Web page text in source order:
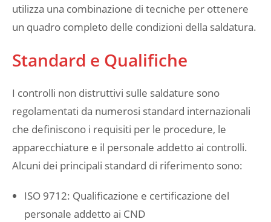
utilizza una combinazione di tecniche per ottenere
un quadro completo delle condizioni della saldatura.
Standard e Qualifiche
I controlli non distruttivi sulle saldature sono
regolamentati da numerosi standard internazionali
che definiscono i requisiti per le procedure, le
apparecchiature e il personale addetto ai controlli.
Alcuni dei principali standard di riferimento sono:
ISO 9712: Qualificazione e certificazione del
personale addetto ai CND